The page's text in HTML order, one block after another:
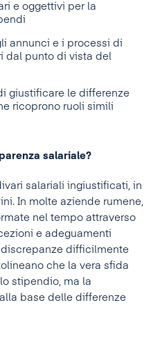
e oggettivi per la
annunci e i processi di
dal punto di vista del
giustificare le differenze
ricoprono ruoli simili
salariale?
salariali ingiustificati, in
In molte aziende rumene,
nel tempo attraverso
e adeguamenti
difficilmente
che la vera sfida
stipendio, ma la
base delle differenze